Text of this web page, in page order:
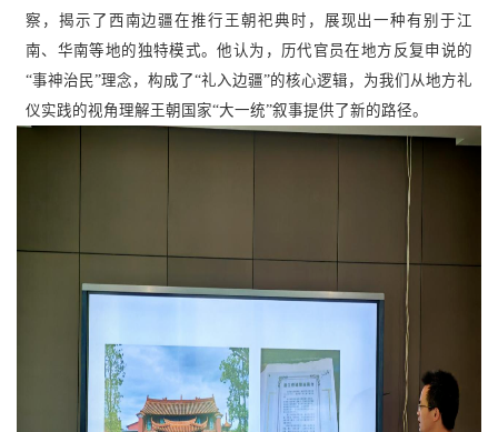
察，揭示了西南边疆在推行王朝祀典时，展现出一种有别于江
南、华南等地的独特模式。他认为，历代官员在地方反复申说的
“事神治民”理念，构成了“礼入边疆”的核心逻辑，为我们从地方礼
仪实践的视角理解王朝国家“大一统”叙事提供了新的路径。